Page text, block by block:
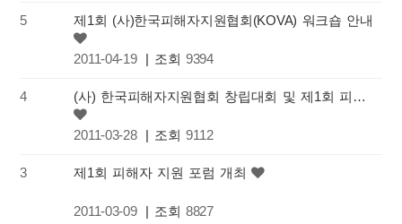
5 제1회 (사)한국피해자지원협회(KOVA) 워크숍 안내
2011-04-19 | 조회 9394
4 (사) 한국피해자지원협회 창립대회 및 제1회 피해자지원포럼 감사 글
2011-03-28 | 조회 9112
3 제1회 피해자 지원 포럼 개최
2011-03-09 | 조회 8827